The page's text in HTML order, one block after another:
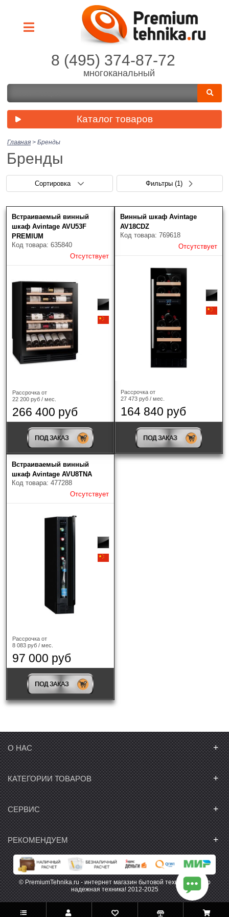
8 (495) 374-87-72
многоканальный
Каталог товаров
Главная > Бренды
Бренды
Сортировка Фильтры (1)
Производитель
Встраиваемый винный
шкаф Avintage AVU53F
PREMIUM
Код товара: 635840
Отсутствует
Рассрочка от
22 200 руб / мес.
266 400 руб
ПОД ЗАКАЗ
Винный шкаф Avintage
AV18CDZ
Код товара: 769618
Отсутствует
Рассрочка от
27 473 руб / мес.
164 840 руб
ПОД ЗАКАЗ
Встраиваемый винный
шкаф Avintage AVU8TNA
Код товара: 477288
Отсутствует
Рассрочка от
8 083 руб / мес.
97 000 руб
ПОД ЗАКАЗ
О НАС +
КАТЕГОРИИ ТОВАРОВ +
СЕРВИС +
РЕКОМЕНДУЕМ +
© PremiumTehnika.ru - интернет магазин бытовой техники. Только
надежная техника! 2012-2025